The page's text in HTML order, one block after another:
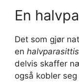
En
Det som gjør
en
delvis skaffer
også kobler